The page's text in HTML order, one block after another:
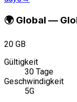
🌍 Global —
20 GB
Gültigkeit
30 Tage
Geschwindigkeit
5G